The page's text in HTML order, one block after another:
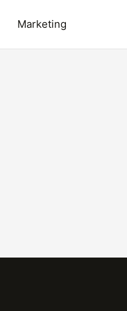
Marketing